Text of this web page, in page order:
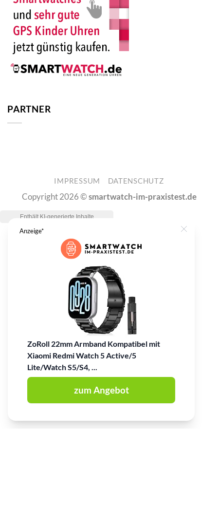
PARTNER
IMPRESSUM DATENSCHUTZ
Copyright 2026 ©smartwatch-im-praxistest.de
Anzeige* Close
ZoRoll 22mm Armband Kompatibel mit
Xiaomi Redmi Watch 5 Active/5
Lite/Watch S5/S4, ...
zum Angebot